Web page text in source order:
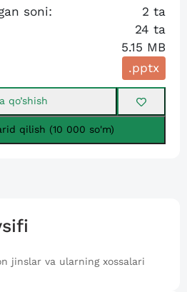
soni: 2 ta
24 ta
5.15 MB
.pptx
qo’shish
qilish (10 000 so'm)
jinslar va ularning xossalari